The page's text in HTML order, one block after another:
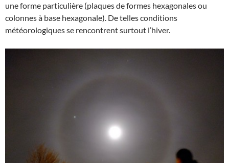
une forme particulière (plaques de formes hexagonales ou
colonnes à base hexagonale). De telles conditions
météorologiques se rencontrent surtout l’hiver.